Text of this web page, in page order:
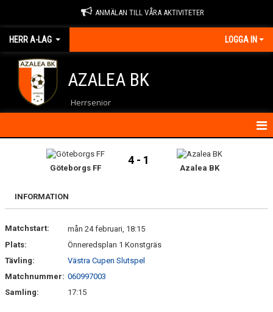
ANMÄLAN TILL VÅRA AKTIVITETER
HERR A-LAG LOGGA IN
AZALEA BK
Herrsenior
KALENDER
MATCHER
KONTAKT
Göteborgs FF
4 - 1
Azalea BK
INFORMATION
Matchstart:
mån 24 februari, 18:15
Plats:
Önneredsplan 1 Konstgräs
Tävling:
Västra Cupen Slutspel
Matchnummer: 060997003
Samling:
17:15